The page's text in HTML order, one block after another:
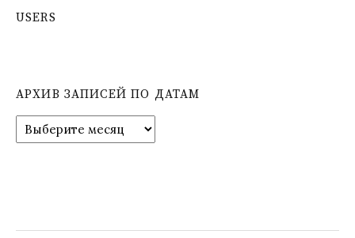
USERS
АРХИВ ЗАПИСЕЙ ПО ДАТАМ
р
а